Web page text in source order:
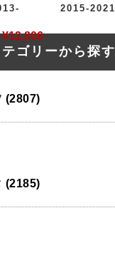
テゴリーから探す
(2807)
(2185)
¥12,806
2015-2021